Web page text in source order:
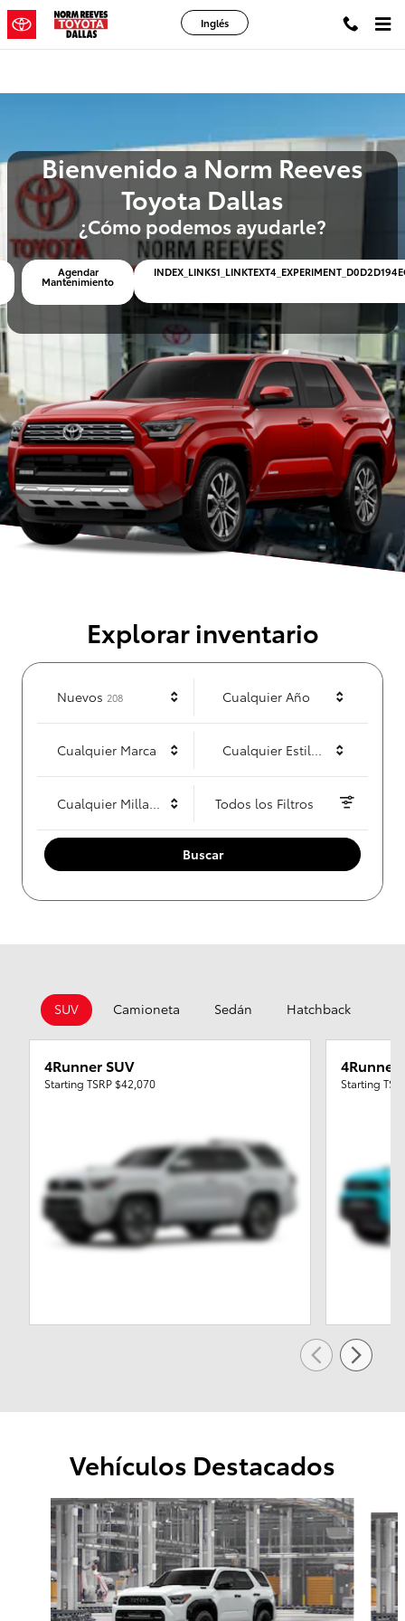
Saltar al contenido principal
Norm Reeves Toyota Dallas
Inglés
Bienvenido a Norm Reeves
Toyota Dallas
¿Cómo podemos ayudarle?
Agendar
Mantenimiento
Explorar inventario
Nuevos 208resultados Cualquier Año
Cualquier Marca Cualquier Estilo de Carrocería
Cualquier Millaje Todos los Filtros
Buscar
SUV Camioneta Sedán Hatchback
4Runner SUV
Starting TSRP $42,070
4Runner
Starting
Vehículos Destacados
Slide 1 of 6